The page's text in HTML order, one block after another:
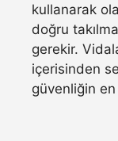
kullanarak
doğru
gerekir.
içerisinden
güvenliğin